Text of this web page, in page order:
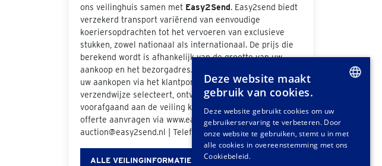
ons veilinghuis samen met Easy2Send. Easy2send biedt
verzekerd transport variërend van eenvoudige
koeriersopdrachten tot het vervoeren van exclusieve
stukken, zowel nationaal als internationaal. De prijs die
berekend wordt is afhankelijk van de grootte van uw
aankoop en het bezorgadres. Als u bij de afhandeling van
uw aankopen via het klantportaal "Easy2Send" als
verzendwijze selecteert, ontvangt u een offerte. Ook
voorafgaand aan de veiling kunt u vrijblijvend een
offerte aanvragen via www.easy2send.nl/veilingen |
auction@easy2send.nl | Telefoon: (+31) 88 330 0999.
ALLE VEILINGINFORMATIE
GERMAN
FRENCH
Deze website maakt
gebruik van cookies.
Deze website gebruikt cookies om uw
gebruikerservaring te verbeteren. Door
onze website te gebruiken, stemt u in met
alle cookies in overeenstemming met ons
Cookiebeleid.